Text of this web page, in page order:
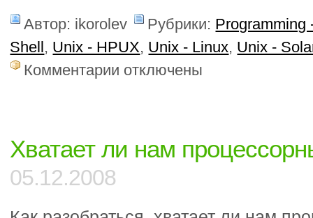
Автор: ikorolev Рубрики: Programming
Shell, Unix - HPUX, Unix - Linux, Unix -
Комментарии записи
каталогах
отключены
Хватает ли нам
05.12.2008